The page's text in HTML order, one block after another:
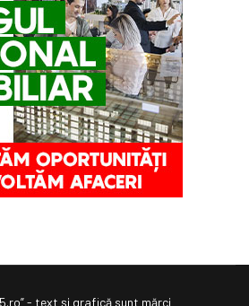
- text şi grafică sunt mărci